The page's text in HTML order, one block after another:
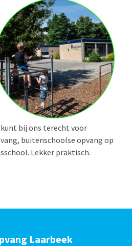
bij ons terecht voor
buitenschoolse opvang op
Lekker praktisch.
Laarbeek